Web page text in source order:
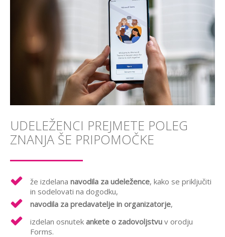
UDELEŽENCI PREJMETE POLEG
ZNANJA ŠE PRIPOMOČKE
že izdelana navodila za udeležence, kako se priključiti
in sodelovati na dogodku,
navodila za predavatelje in organizatorje,
izdelan osnutek ankete o zadovoljstvu v orodju
Forms.